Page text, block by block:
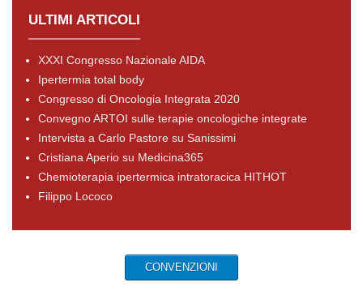
ULTIMI ARTICOLI
XXXI Congresso Nazionale AIDA
Ipertermia total body
Congresso di Oncologia Integrata 2020
Convegno ARTOI sulle terapie oncologiche integrate
Intervista a Carlo Pastore su Sanissimi
Cristiana Aperio su Medicina365
Chemioterapia ipertermica intratoracica HITHOT
Filippo Lococo
CONVENZIONI